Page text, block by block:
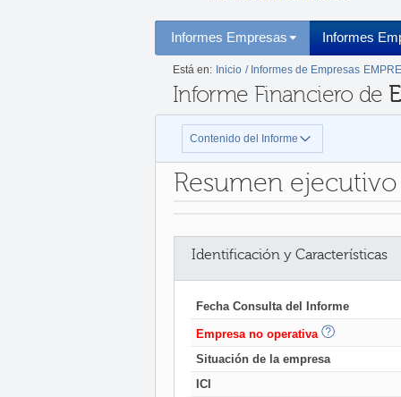
Informes Empresas Informes
Está en: Inicio / Informes de Empresas
Informe Financiero de
Contenido del Informe
Resumen ejecutivo
Identificación y Características
Fecha Consulta del Informe
Empresa no operativa
Situación de la empresa
ICI